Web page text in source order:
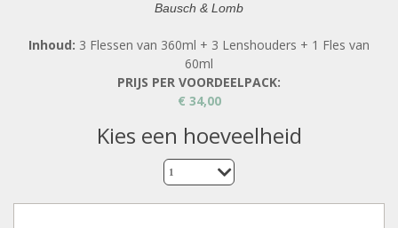
Bausch & Lomb
Inhoud: 3 Flessen van 360ml + 3 Lenshouders + 1 Fles van
60ml
PRIJS PER VOORDEELPACK:
€ 34,00
kies een hoeveelheid
1